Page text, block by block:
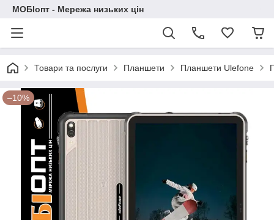
МОБІопт - Мережа низьких цін
Товари та послуги Планшети Планшети Ulefone
–10%